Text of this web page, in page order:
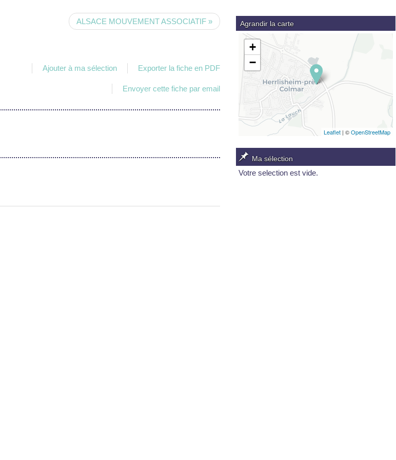
ALSACE MOUVEMENT ASSOCIATIF »
Exporter la fiche en PDF
Ajouter à ma sélection
Envoyer cette fiche par email
Agrandir la carte
+
−
Leaflet | ©OpenStreetMap
Ma sélection
Votre selection est vide.